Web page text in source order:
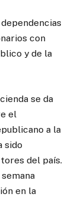
con
y de la
se da
el
a la
sido
del país.
en la